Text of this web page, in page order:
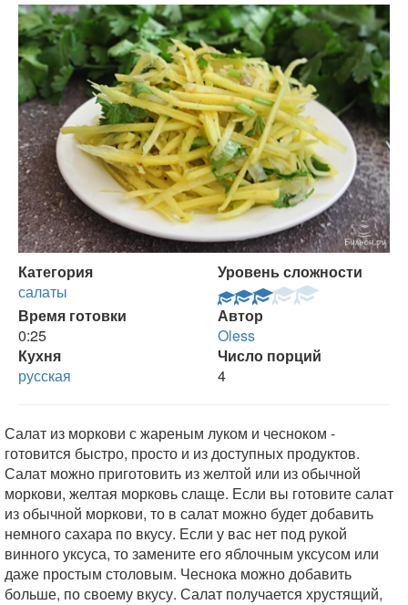
Категория
салаты
Уровень сложности
Время готовки
0:25
Автор
Oless
Кухня
русская
Число порций
4
Салат из моркови с жареным луком и чесноком -
готовится быстро, просто и из доступных продуктов.
Салат можно приготовить из желтой или из обычной
моркови, желтая морковь слаще. Если вы готовите салат
из обычной моркови, то в салат можно будет добавить
немного сахара по вкусу. Если у вас нет под рукой
винного уксуса, то замените его яблочным уксусом или
даже простым столовым. Чеснока можно добавить
больше, по своему вкусу. Салат получается хрустящий,